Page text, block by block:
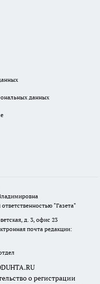
данных
"Газета"
д. 3, офис 23
почта редакции:
о регистрации